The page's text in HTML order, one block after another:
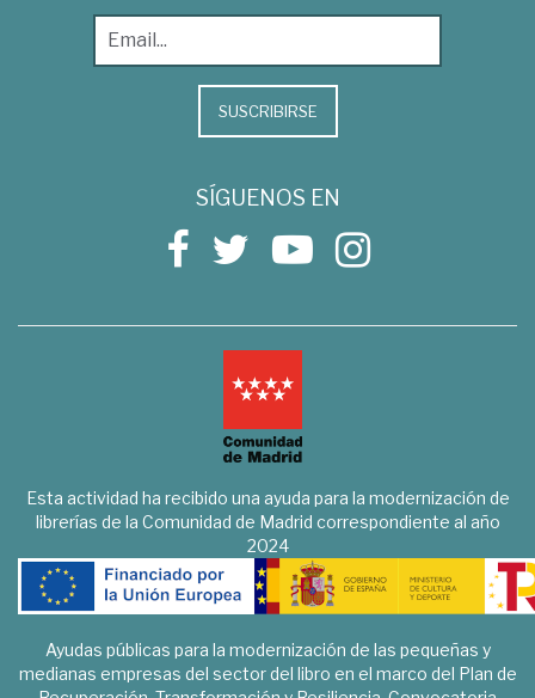
SUSCRIBIRSE
SÍGUENOS EN
Esta actividad ha recibido una ayuda para la modernización de
librerías de la Comunidad de Madrid correspondiente al año
2024
Ayudas públicas para la modernización de las pequeñas y
medianas empresas del sector del libro en el marco del Plan de